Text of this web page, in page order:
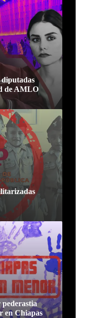
de AMLO
en Chiapas